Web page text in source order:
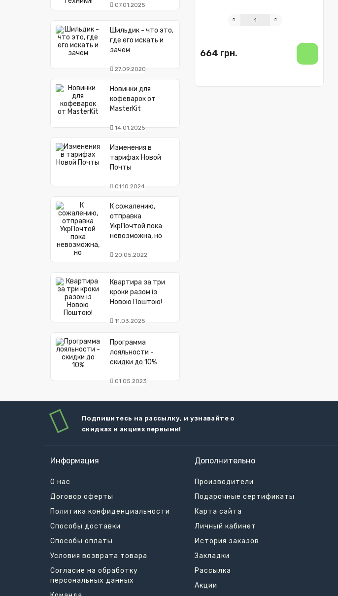
07.01.2025
Шильдик - что это,
где его искать и
зачем
27.09.2020
Новинки для
кофеварок от
MasterKit
14.01.2025
Изменения в
тарифах Новой
Почты
01.10.2024
К сожалению,
отправка
УкрПочтой пока
невозможна, но
20.05.2022
Квартира за три
кроки разом із
Новою Поштою!
11.03.2025
Программа
лояльности -
скидки до 10%
01.05.2023
664 грн.
Подпишитесь на рассылку, и узнавайте о
скидках и акциях первыми!
Информация
О нас
Договор оферты
Политика конфиденциальности
Способы доставки
Способы оплаты
Условия возврата товара
Согласие на обработку
персональных данных
Дополнительно
Производители
Подарочные сертификаты
Карта сайта
Личный кабинет
История заказов
Закладки
Рассылка
Акции